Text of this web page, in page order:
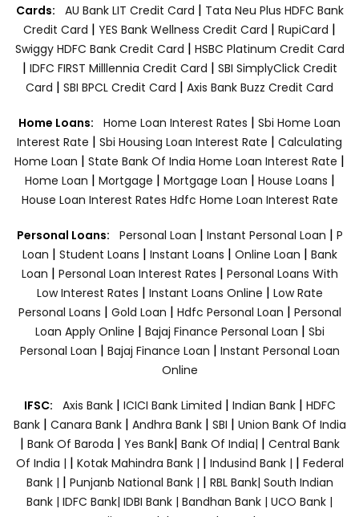
Cards: AU Bank LIT Credit Card | Tata Neu Plus HDFC Bank
Credit Card | YES Bank Wellness Credit Card | RupiCard |
Swiggy HDFC Bank Credit Card | HSBC Platinum Credit Card
| IDFC FIRST Milllennia Credit Card | SBI SimplyClick Credit
Card | SBI BPCL Credit Card | Axis Bank Buzz Credit Card
Home Loans: Home Loan Interest Rates | Sbi Home Loan
Interest Rate | Sbi Housing Loan Interest Rate | Calculating
Home Loan | State Bank Of India Home Loan Interest Rate |
Home Loan | Mortgage | Mortgage Loan | House Loans |
House Loan Interest Rates Hdfc Home Loan Interest Rate
Personal Loans: Personal Loan | Instant Personal Loan | P
Loan | Student Loans | Instant Loans | Online Loan | Bank
Loan | Personal Loan Interest Rates | Personal Loans With
Low Interest Rates | Instant Loans Online | Low Rate
Personal Loans | Gold Loan | Hdfc Personal Loan | Personal
Loan Apply Online | Bajaj Finance Personal Loan | Sbi
Personal Loan | Bajaj Finance Loan | Instant Personal Loan
Online
IFSC: Axis Bank | ICICI Bank Limited | Indian Bank | HDFC
Bank| Canara Bank | Andhra Bank| SBI | Union Bank Of India
| Bank Of Baroda | Yes Bank| Bank Of India| | Central Bank
Of India | | Kotak Mahindra Bank | | Indusind Bank | | Federal
Bank | | Punjanb National Bank | | RBL Bank| South Indian
Bank | IDFC Bank| IDBI Bank | Bandhan Bank | UCO Bank |